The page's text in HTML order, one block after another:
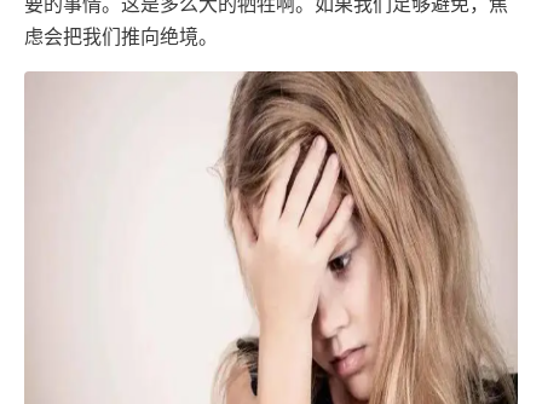
要的事情。这是多么大的牺牲啊。如果我们足够避免，焦
虑会把我们推向绝境。